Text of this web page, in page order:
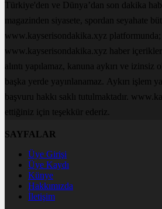
Türkiye'den ve Dünya’dan son dakika
magazinden siyasete, spordan seyahate
www.kayserisondakika.xyz platformunda;
www.kayserisondakika.xyz haber
alıntı yapılamaz, kanuna aykırı ve izinsiz
başka yerde yayınlanamaz. Aykırı işlem
başvuru hakkı saklı tutulmaktadır.
ettiğiniz için teşekkür ederiz.
SAYFALAR
Üye Girişi
Üye Kaydı
Künye
Hakkımızda
İletişim